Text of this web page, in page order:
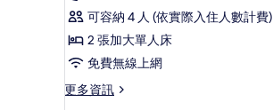
所
有
相
片
人
床,
山
景
詳
雙
床
房,
灣
可容納 4 人 (依實際入住人數計費)
2 張加大單人床
免費無線上網
更多資訊
更